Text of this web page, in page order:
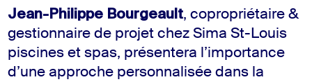
Jean-Philippe Bourgeault, copropriétaire &
gestionnaire de projet chez Sima St-Louis
piscines et spas, présentera l’importance
d’une approche personnalisée dans la